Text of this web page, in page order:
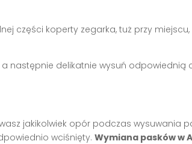
części koperty zegarka, tuż przy miejscu,
następnie delikatnie wysuń odpowiednią
jakikolwiek opór podczas wysuwania
wciśnięty. Wymiana pasków w